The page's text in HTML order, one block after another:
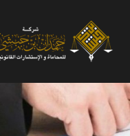
المحتوى